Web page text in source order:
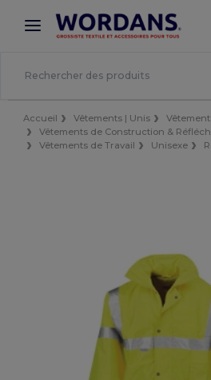
× Appli Wordans
Meilleurs prix sur l’app !
Accueil Vêtements | Unis
Vêtements de Construction &
Vêtements de Travail
Unisexe